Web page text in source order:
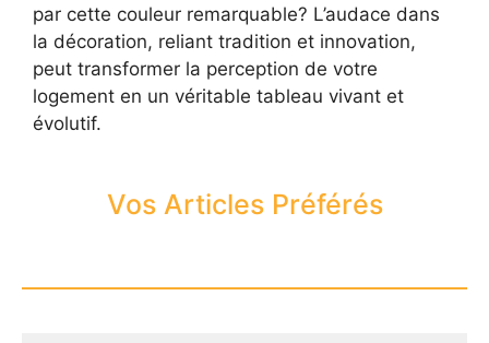
par cette couleur remarquable? L’audace dans
la décoration, reliant tradition et innovation,
peut transformer la perception de votre
logement en un véritable tableau vivant et
évolutif.
Vos Articles Préférés